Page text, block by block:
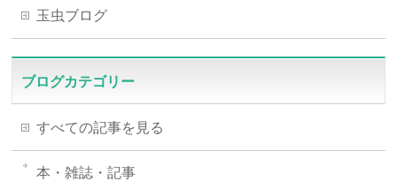
玉虫ブログ
ブログカテゴリー
すべての記事を見る
本・雑誌・記事